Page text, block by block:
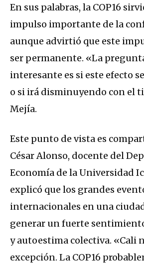
En sus palabras, la COP16
impulso importante de la
aunque advirtió que este
ser permanente. «La
interesante es si este efecto
o si irá disminuyendo con el
Mejía.
Este punto de vista es
César Alonso, docente del
Economía de la Universidad
explicó que los grandes
internacionales en una
generar un fuerte
y autoestima colectiva. «Cali
excepción. La COP16